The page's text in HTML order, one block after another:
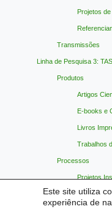
Este site utiliza
experiência de
Projetos
Transmissões
Linha de Pesquisa 3: TAS
Produtos
Artigos
E-books e
Livros
Trabalhos
Processos
Projetos
Projetos